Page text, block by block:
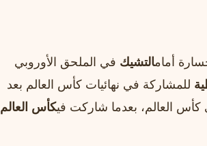
أمامالتشيك في الملحق الأوروبي
للمشاركة في نهائيات كأس العالم بعد
كأس العالم